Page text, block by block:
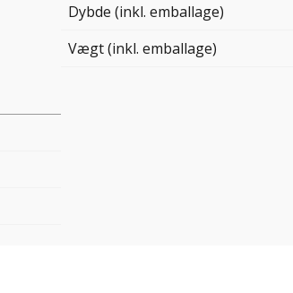
Dybde (inkl. emballage)
Vægt (inkl. emballage)